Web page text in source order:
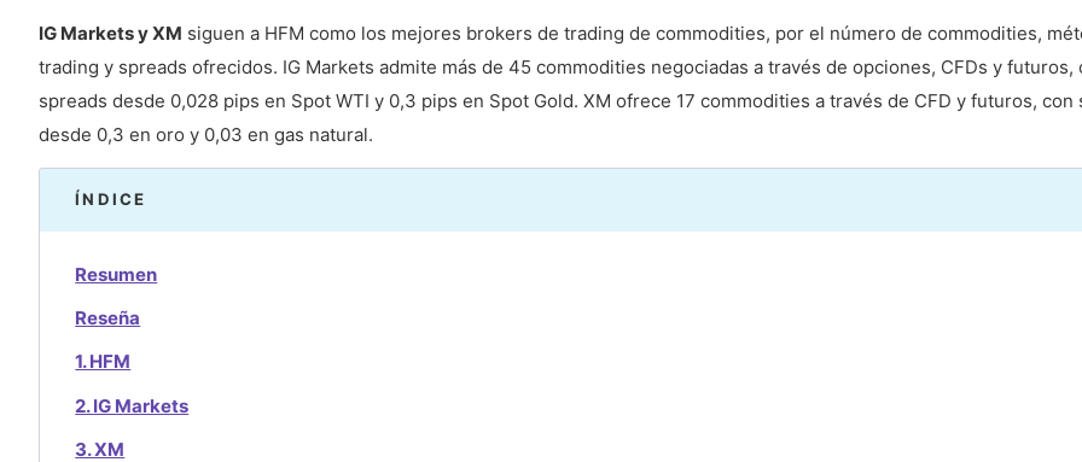
IG Markets y XM siguen a HFM como los mejores brokers de trading de commodities, por el número de commodities,
trading y spreads ofrecidos. IG Markets admite más de 45 commodities negociadas a través de opciones, CFDs y futuros,
spreads desde 0,028 pips en Spot WTI y 0,3 pips en Spot Gold. XM ofrece 17 commodities a través de CFD y futuros, con
desde 0,3 en oro y 0,03 en gas natural.
ÍNDICE
Resumen
Reseña
1. HFM
2. IG Markets
3. XM